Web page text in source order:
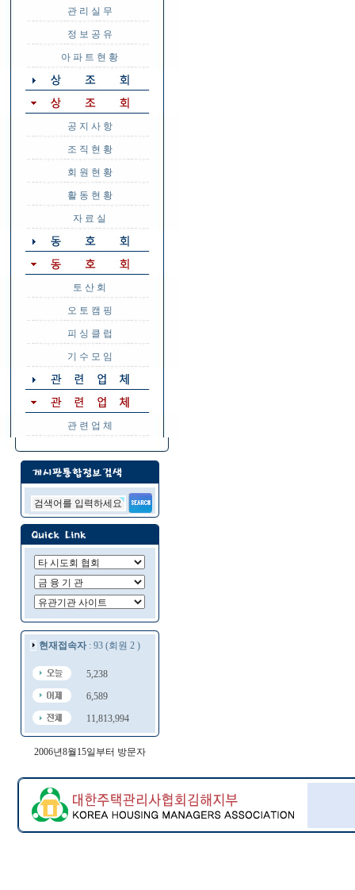
관 리 실 무
정 보 공 유
아 파 트 현 황
공 지 사 항
조 직 현 황
회 원 현 황
활 동 현 황
자 료 실
토 산 회
오 토 캠 핑
피 싱 클 럽
기 수 모 임
관 련 업 체
현재접속자: 93 (회원 2 )
5,238
6,589
11,813,994
2006년8월15일부터 방문자